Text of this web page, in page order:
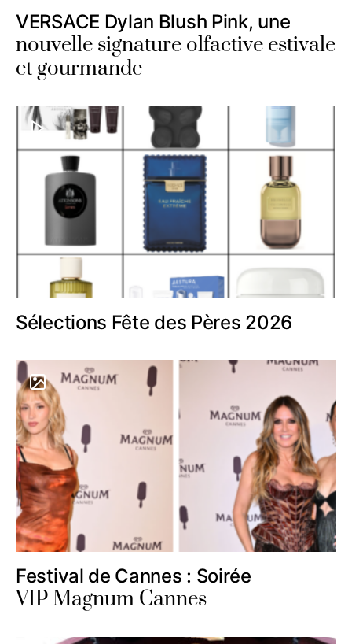
VERSACE Dylan Blush Pink, une
nouvelle signature olfactive estivale
et gourmande
Sélections Fête des Pères 2026
Festival de Cannes : Soirée
VIP Magnum Cannes